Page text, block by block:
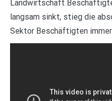
Landwirtschaft
langsam sinkt, stieg die
Sektor Beschäftigten